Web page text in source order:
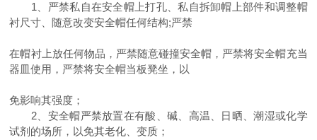
1、严禁私自在安全帽上打孔、私自拆卸帽上部件和调整帽
衬尺寸、随意改变安全帽任何结构;严禁
在帽衬上放任何物品，严禁随意碰撞安全帽，严禁将安全帽充当
器皿使用，严禁将安全帽当板凳坐，以
免影响其强度；
2、安全帽严禁放置在有酸、碱、高温、日晒、潮湿或化学
试剂的场所，以免其老化、变质；